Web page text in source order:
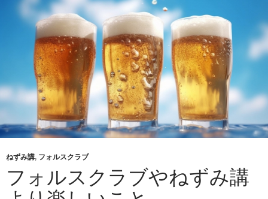
ねずみ講, フォルスクラブ
フォルスクラブやねずみ講